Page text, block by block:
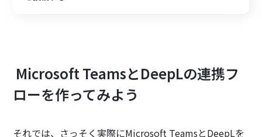
Microsoft TeamsとDeepLの連携フ
ローを作ってみよう
それでは、さっそく実際にMicrosoft TeamsとDeepLを